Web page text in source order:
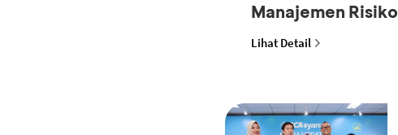
Manajemen Risiko
Lihat Detail